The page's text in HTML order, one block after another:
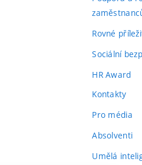
Rovné
Sociální
HR Award
Kontakty
Pro média
Absolventi
Umělá